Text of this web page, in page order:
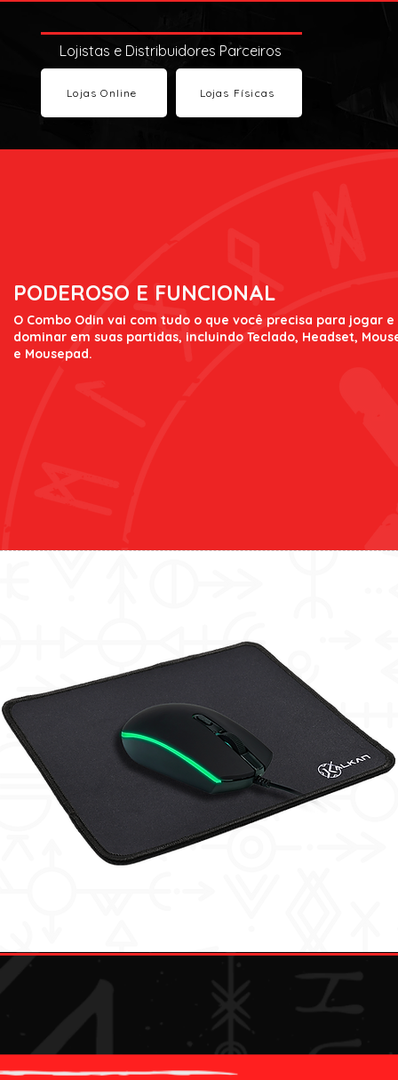
Lojistas e Distribuidores Parceiros
Lojas Online Lojas Físicas
PODEROSO E FUNCIONAL
O Combo Odin vai com tudo o que você precisa para jogar e
dominar em suas partidas, incluindo Teclado, Headset,
e Mousepad.